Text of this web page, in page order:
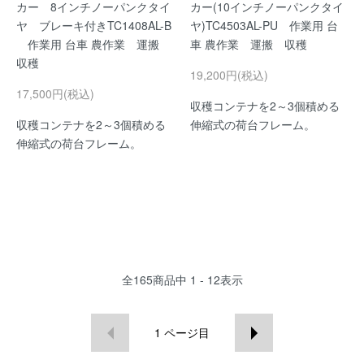
カー 8インチノーパンクタイ
ヤ ブレーキ付きTC1408AL-B
作業用 台車 農作業 運搬
収穫
17,500円(税込)
収穫コンテナを2～3個積める
伸縮式の荷台フレーム。
カー(10インチノーパンクタイ
ヤ)TC4503AL-PU 作業用 台
車 農作業 運搬 収穫
19,200円(税込)
収穫コンテナを2～3個積める
伸縮式の荷台フレーム。
全165商品中 1 - 12表示
1 ページ目